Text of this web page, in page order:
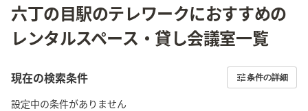
六丁の目駅のテレワークにおすすめの
レンタルスペース・貸し会議室一覧
現在の検索条件 条件の詳細
設定中の条件がありません